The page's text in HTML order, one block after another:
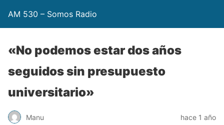
AM 530 – Somos Radio
«No podemos estar dos años
seguidos sin presupuesto
universitario»
Manu hace 1 año